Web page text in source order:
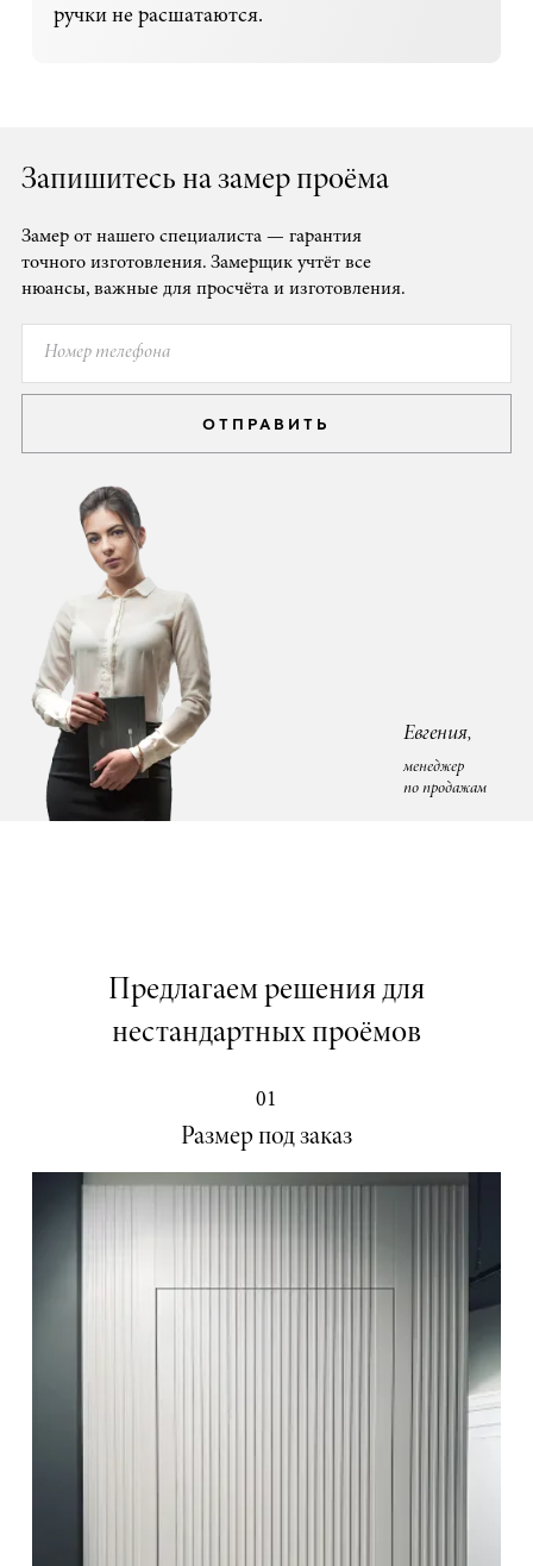
ручки не расшатаются.
Запишитесь на замер проёма
Замер от нашего специалиста — гарантия
точного изготовления. Замерщик учтёт все
нюансы, важные для просчёта и изготовления.
ОТПРАВИТЬ
Евгения,
менеджер
по продажам
Предлагаем решения для
нестандартных проёмов
01
Размер под заказ